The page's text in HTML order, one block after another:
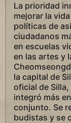
La prioridad
mejorar la
políticas de
ciudadanos
en escuelas
en las artes y
la capital de
oficial de
integró más
conjunto. Se
budistas y se